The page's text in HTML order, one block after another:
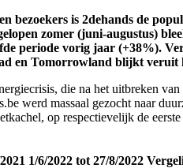
bezoekers is 2dehands de
zomer (juni-augustus)
periode vorig jaar (+38%).
en Tomorrowland blijkt veruit
die na het uitbreken
werd massaal gezocht naar
op respectievelijk de
1/6/2022 tot 27/8/2022